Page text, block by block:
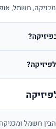
חשמל,
חשמל ומכניקה